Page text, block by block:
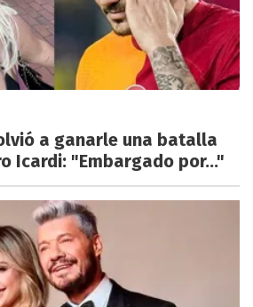
a ganarle una batalla
Icardi: "Embargado por..."